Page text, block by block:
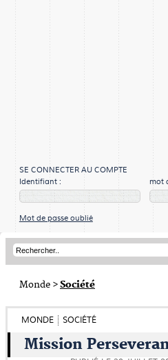
SE CONNECTER AU COMPTE
Identifiant :
mot
Mot de passe oublié
Monde >Société
MONDE SOCIÉTÉ
Mission